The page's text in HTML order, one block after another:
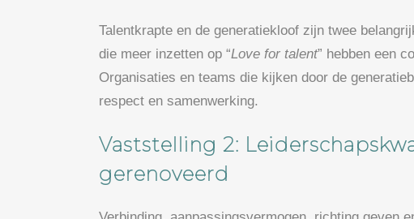
Talentkrapte en de generatiekloof zijn twee
die meer inzetten op “Love for talent” hebben een
Organisaties en teams die kijken door de
respect en samenwerking.
Vaststelling 2:
gerenoveerd